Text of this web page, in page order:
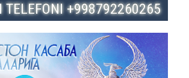
TELEFONI +998792260265